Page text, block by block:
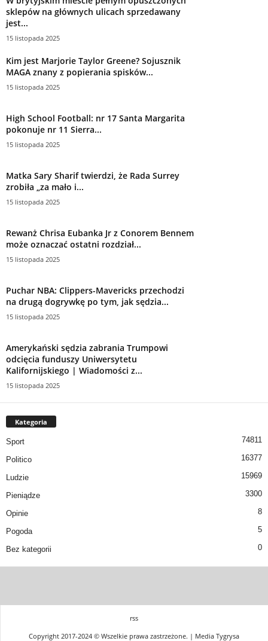
sklepów na głównych ulicach sprzedawany
jest...
15 listopada 2025
Kim jest Marjorie Taylor Greene? Sojusznik
MAGA znany z popierania spisków...
15 listopada 2025
High School Football: nr 17 Santa Margarita
pokonuje nr 11 Sierra...
15 listopada 2025
Matka Sary Sharif twierdzi, że Rada Surrey
zrobiła „za mało i...
15 listopada 2025
Rewanż Chrisa Eubanka Jr z Conorem Bennem
może oznaczać ostatni rozdział...
15 listopada 2025
Puchar NBA: Clippers-Mavericks przechodzi
na drugą dogrywkę po tym, jak sędzia...
15 listopada 2025
Amerykański sędzia zabrania Trumpowi
odcięcia funduszy Uniwersytetu
Kalifornijskiego | Wiadomości z...
15 listopada 2025
Kategoria
Sport 74811
Politico 16377
Ludzie 15969
Pieniądze 3300
Opinie 8
Pogoda 5
Bez kategorii 0
rss
Copyright 2017-2024 © Wszelkie prawa zastrzeżone. | Media Tygrysa